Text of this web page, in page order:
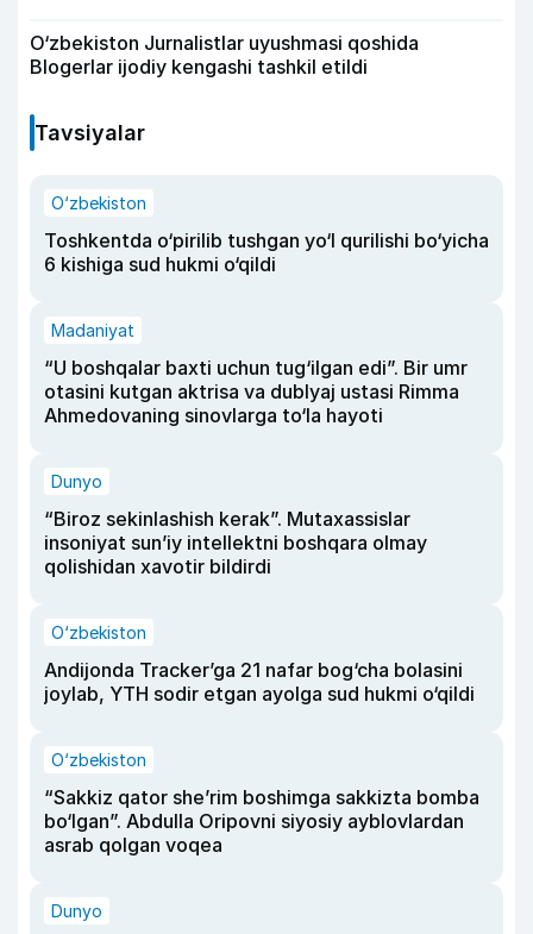
O‘zbekiston Jurnalistlar uyushmasi qoshida
Blogerlar ijodiy kengashi tashkil etildi
Tavsiyalar
O‘zbekiston
Toshkentda o‘pirilib tushgan yo‘l qurilishi bo‘yicha
6 kishiga sud hukmi o‘qildi
Madaniyat
“U boshqalar baxti uchun tug‘ilgan edi”. Bir umr
otasini kutgan aktrisa va dublyaj ustasi Rimma
Ahmedovaning sinovlarga to‘la hayoti
Dunyo
“Biroz sekinlashish kerak”. Mutaxassislar
insoniyat sun’iy intellektni boshqara olmay
qolishidan xavotir bildirdi
O‘zbekiston
Andijonda Tracker’ga 21 nafar bog‘cha bolasini
joylab, YTH sodir etgan ayolga sud hukmi o‘qildi
O‘zbekiston
“Sakkiz qator she’rim boshimga sakkizta bomba
bo‘lgan”. Abdulla Oripovni siyosiy ayblovlardan
asrab qolgan voqea
Dunyo